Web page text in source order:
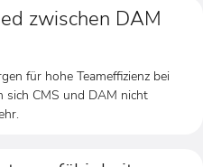
zwischen DAM
für hohe Teameffizienz bei
CMS und DAM nicht